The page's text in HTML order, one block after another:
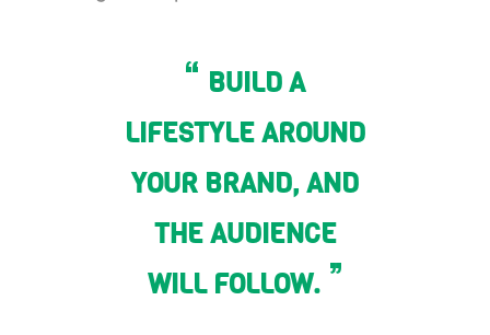
BUILD A
LIFESTYLE AROUND
YOUR BRAND, AND
THE AUDIENCE
WILL FOLLOW.